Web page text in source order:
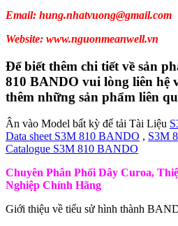
Email: hung.nhatvuong@gmail.com
Website: www.nguonmeanwell.vn
Để biết thêm chi tiết về sản
810 BANDO vui lòng liên hệ
thêm những sản phẩm liên
Ân vào Model bất kỳ để tải Tài Liệu
Data sheet S3M 810 BANDO , S3M
Catalogue S3M 810 BANDO
Chuyên Phân Phối Dây Curoa,
Nghiệp Chính Hãng
Giới thiệu về tiểu sử hình thành